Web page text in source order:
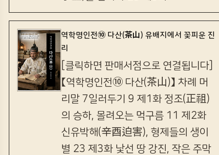
역학명인전⑩ 다산(茶山) 유배지에서 꽃피운 진
리
[클릭하면 판매서점으로 연결됩니다]
【역학명인전⑩ 다산(茶山)】 차례 머
리말 7일러두기 9 제1화 정조(正祖)
의 승하, 몰려오는 먹구름 11 제2화
신유박해(辛酉迫害), 형제들의 생이
별 23 제3화 낯선 땅 강진, 작은 주막